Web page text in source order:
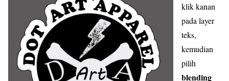
klik kanan
pada layer
teks,
kemudian
pilih
blending